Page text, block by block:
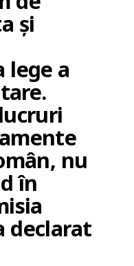
și
lege a
nu
în
declarat